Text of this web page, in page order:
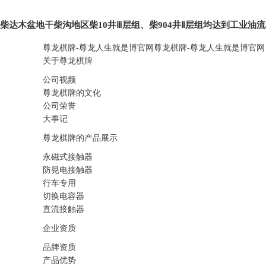
柴达木盆地干柴沟地区柴10井ⅲ层组、柴904井ⅱ层组均达到工业油
尊龙棋牌-尊龙人生就是博官网 尊龙棋牌-尊龙人生就是博官网
关于尊龙棋牌
公司视频
尊龙棋牌的文化
公司荣誉
大事记
尊龙棋牌的产品展示
永磁式接触器
防晃电接触器
行车专用
切换电容器
直流接触器
企业资质
品牌资质
产品优势